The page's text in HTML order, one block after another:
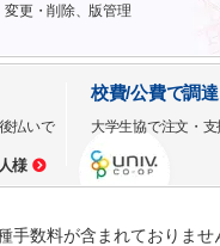
更・削除、版管理
払いで
様
校費/公費で調
大学生協で注文・
数料が含まれておりま